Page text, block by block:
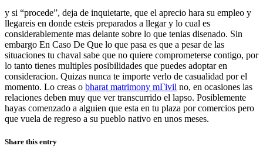
y si “procede”, deja de inquietarte, que el aprecio hara su empleo y
llegareis en donde esteis preparados a llegar y lo cual es
considerablemente mas delante sobre lo que tenias disenado. Sin
embargo En Caso De Que lo que pasa es que a pesar de las
situaciones tu chaval sabe que no quiere comprometerse contigo, por
lo tanto tienes multiples posibilidades que puedes adoptar en
consideracion. Quizas nunca te importe verlo de casualidad por el
momento. Lo creas o bharat matrimony mГіvil no, en ocasiones las
relaciones deben muy que ver transcurrido el lapso. Posiblemente
hayas comenzado a alguien que esta en tu plaza por comercios pero
que vuela de regreso a su pueblo nativo en unos meses.
Share this entry